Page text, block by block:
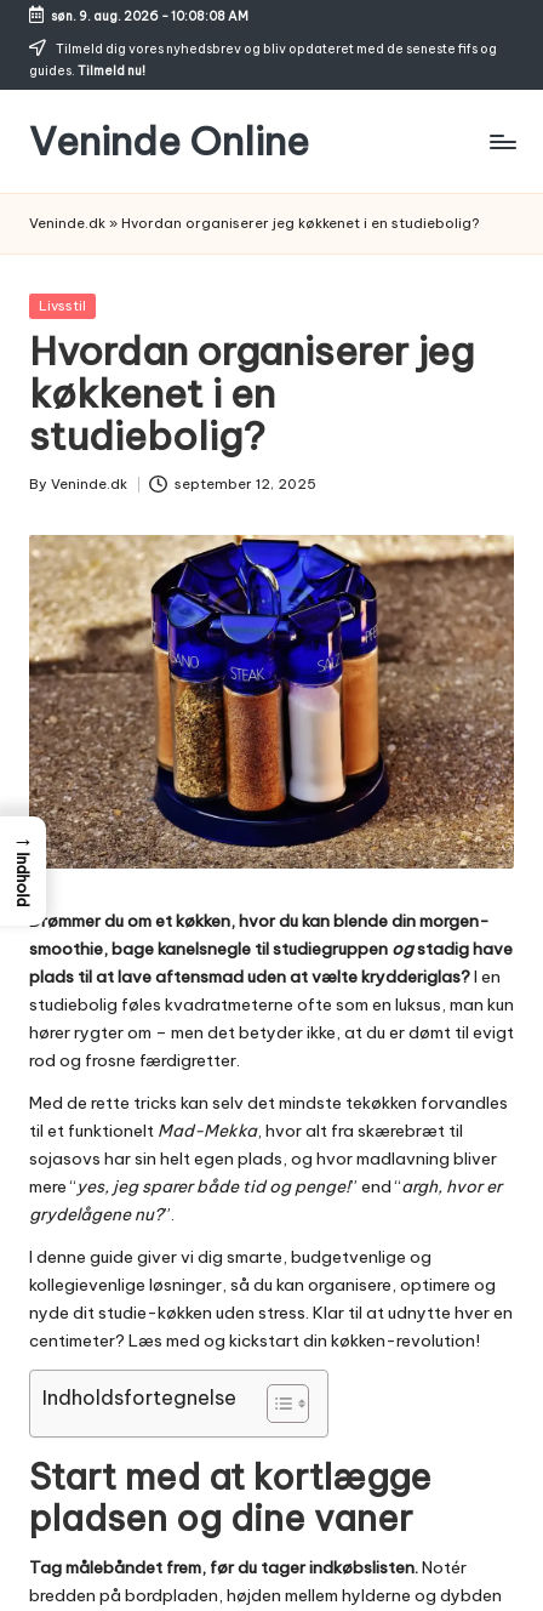
Skip
søn. 9. aug. 2026-10:08:09 AM
Tilmeld dig vores nyhedsbrev og bliv opdateret med de seneste fifs og
guides. Tilmeld nu!
Veninde Online
inspiration
Veninde.dk » Hvordan organiserer jeg køkkenet i en studiebolig?
Posted
Livsstil
Hvordan organiserer jeg
køkkenet i en
studiebolig?
Posted
By Veninde.dk september 12, 2025
Drømmer du om et køkken, hvor du kan blende din morgen-
smoothie, bage kanelsnegle til studiegruppen ogstadig have
plads til at lave aftensmad uden at vælte krydderiglas?I en
studiebolig føles kvadratmeterne ofte som en luksus, man kun
hører rygter om – men det betyder ikke, at du er dømt til evigt
rod og frosne færdigretter.
Med de rette tricks kan selv det mindste tekøkken forvandles
til et funktionelt Mad-Mekka, hvor alt fra skærebræt til
sojasovs har sin helt egen plads, og hvor madlavning bliver
mere “yes, jeg sparer både tid og penge!” end “argh, hvor er
grydelågene nu?”.
I denne guide giver vi dig smarte, budgetvenlige og
kollegievenlige løsninger, så du kan organisere, optimere og
nyde dit studie-køkken uden stress. Klar til at udnytte hver en
centimeter? Læs med og kickstart din køkken-revolution!
Indholdsfortegnelse
Start med at kortlægge
pladsen og dine vaner
Tag målebåndet frem, før du tager indkøbslisten.Notér
bredden på bordpladen, højden mellem hylderne og dybden
→
Indhold